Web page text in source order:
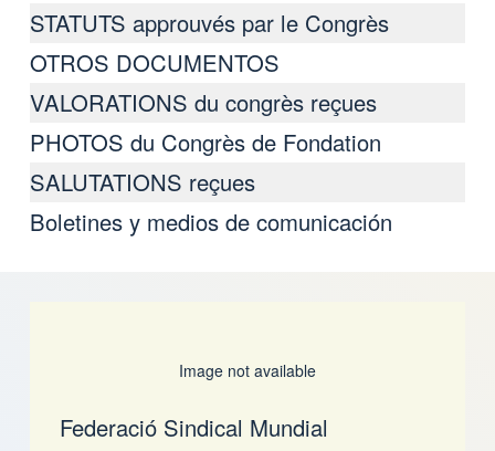
STATUTS approuvés par le Congrès
OTROS DOCUMENTOS
VALORATIONS du congrès reçues
PHOTOS du Congrès de Fondation
SALUTATIONS reçues
Boletines y medios de comunicación
Image not available
Federació Sindical Mundial